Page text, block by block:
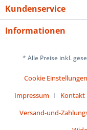
Kundenservice
Informationen
* Alle Preise inkl.
Cookie Einstellungen
Impressum
Kontakt
Versand-und-